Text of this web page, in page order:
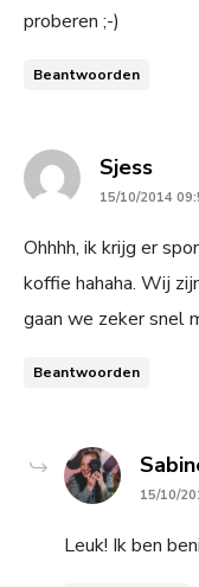
proberen ;-)
Beantwoorden
Sjesssays:
15/10/2014
Ohhhh, ik krijg er
koffie hahaha. Wij
gaan we zeker snel
Beantwoorden
15/10/
Leuk! Ik ben